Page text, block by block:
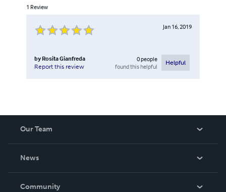
1 Review
Jan 16, 2019
by Rosita Gianfreda
Report this review
0people
found this helpful
Helpful
Our Team
News
In The News
Community